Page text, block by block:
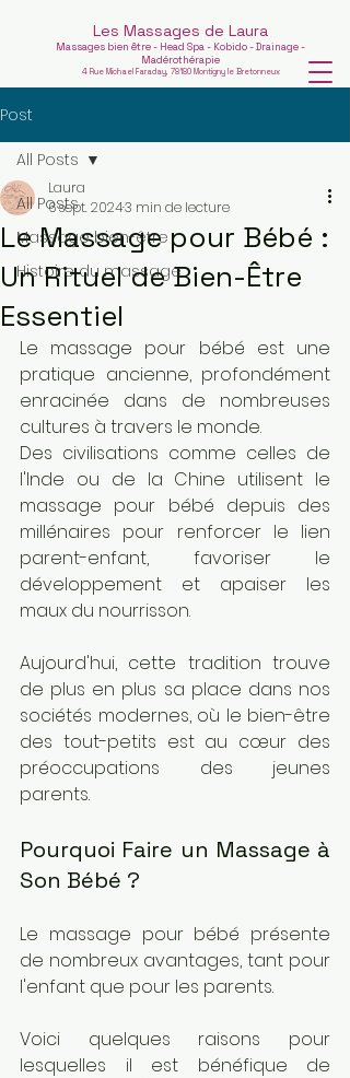
Les Massages de Laura
Massages bien être - Head Spa - Kobido - Drainage -
Madérothérapie
4 Rue Michael Faraday, 78180 Montigny le Bretonneux
Post
All Posts
Massage bien-être
Histoire du massage
All Posts
Le Massage pour Bébé :
Un Rituel de Bien-Être
Essentiel
Laura
6 sept. 20243 min de lecture
Le massage pour bébé est une
pratique ancienne, profondément
enracinée dans de nombreuses
cultures à travers le monde.
Des civilisations comme celles de
l'Inde ou de la Chine utilisent le
massage pour bébé depuis des
millénaires pour renforcer le lien
parent-enfant, favoriser le
développement et apaiser les
maux du nourrisson.
Aujourd'hui, cette tradition trouve
de plus en plus sa place dans nos
sociétés modernes, où le bien-être
des tout-petits est au cœur des
préoccupations des jeunes
parents.
Pourquoi Faire un Massage à
Son Bébé ?
Le massage pour bébé présente
de nombreux avantages, tant pour
l'enfant que pour les parents.
Voici quelques raisons pour
lesquelles il est bénéfique de